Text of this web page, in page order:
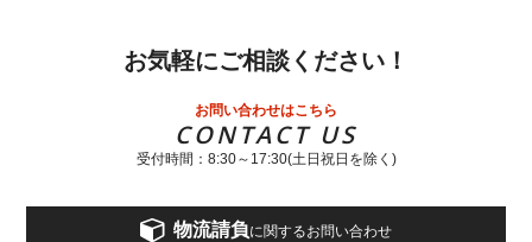
お気軽にご相談ください！
お問い合わせはこちら
CONTACT US
受付時間：8:30～17:30(土日祝日を除く)
物流請負に関するお問い合わせ